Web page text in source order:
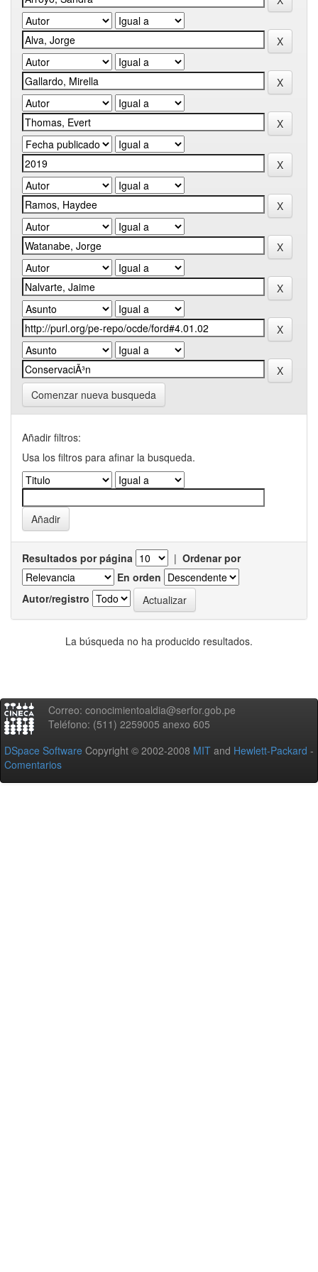
Comenzar nueva busqueda
Añadir filtros:
Usa los filtros para afinar la busqueda.
Resultados por página | Ordenar por
En orden
Autor/registro
La búsqueda no ha producido resultados.
Correo: conocimientoaldia@serfor.gob.pe
Teléfono: (511) 2259005 anexo 605
DSpace Software Copyright © 2002-2008 MIT and Hewlett-Packard -
Comentarios